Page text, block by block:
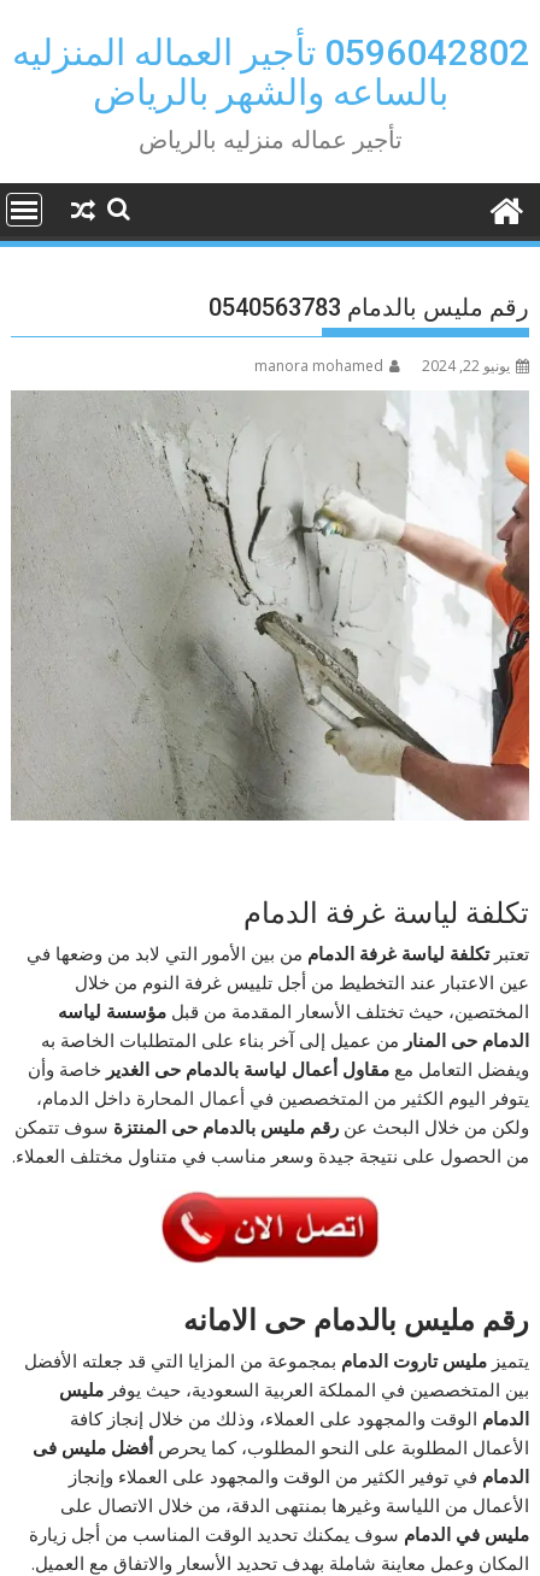
to
content
0596042802 تأجير العماله المنزليه
بالساعه والشهر بالرياض
تأجير عماله منزليه بالرياض
رقم مليس بالدمام 0540563783
يونيو 22, 2024 manora mohamed
تكلفة لياسة غرفة الدمام
تعتبرتكلفة لياسة غرفة الدمام من بين الأمور التي لابد من وضعها في
عين الاعتبار عند التخطيط من أجل تلييس غرفة النوم من خلال
المختصين، حيث تختلف الأسعار المقدمة من قبلمؤسسة لياسه
الدمام حى المنار من عميل إلى آخر بناء على المتطلبات الخاصة به
ويفضل التعامل معمقاول أعمال لياسة بالدمام حى الغدير خاصة وأن
يتوفر اليوم الكثير من المتخصصين في أعمال المحارة داخل الدمام،
ولكن من خلال البحث عنرقم مليس بالدمام حى المنتزة سوف تتمكن
من الحصول على نتيجة جيدة وسعر مناسب في متناول مختلف العملاء.
رقم مليس بالدمام حى الامانه
يتميزمليس تاروت الدمام بمجموعة من المزايا التي قد جعلته الأفضل
بين المتخصصين في المملكة العربية السعودية، حيث يوفرمليس
الدمام الوقت والمجهود على العملاء، وذلك من خلال إنجاز كافة
الأعمال المطلوبة على النحو المطلوب، كما يحرصأفضل مليس فى
الدمام في توفير الكثير من الوقت والمجهود على العملاء وإنجاز
الأعمال من اللياسة وغيرها بمنتهى الدقة، من خلال الاتصال على
مليس في الدمام سوف يمكنك تحديد الوقت المناسب من أجل زيارة
المكان وعمل معاينة شاملة بهدف تحديد الأسعار والاتفاق مع العميل.